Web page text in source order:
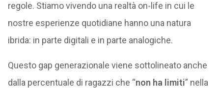
regole. Stiamo vivendo una realtà on-life in cui le
nostre esperienze quotidiane hanno una natura
ibrida: in parte digitali e in parte analogiche.
Questo gap generazionale viene sottolineato anche
dalla percentuale di ragazzi che “non ha limiti” nella